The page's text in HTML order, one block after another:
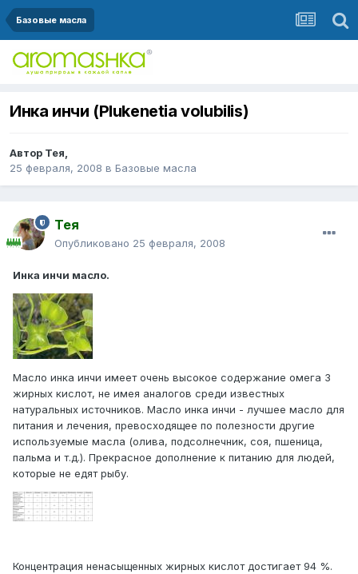
Базовые масла
Инка инчи (Plukenetia volubilis)
Автор Тея,
25 февраля, 2008 в Базовые масла
Тея
Опубликовано 25 февраля, 2008
Инка инчи масло.
Масло инка инчи имеет очень высокое содержание омега 3
жирных кислот, не имея аналогов среди известных
натуральных источников. Масло инка инчи - лучшее масло для
питания и лечения, превосходящее по полезности другие
используемые масла (олива, подсолнечник, соя, пшеница,
пальма и т.д.). Прекрасное дополнение к питанию для людей,
которые не едят рыбу.
Концентрация ненасыщенных жирных кислот достигает 94 %.